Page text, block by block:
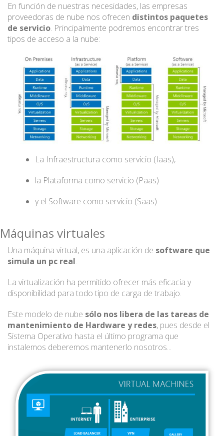
En función de nuestras necesidades, las empresas
proveedoras de nube nos ofrecen distintos paquetes
de servicio. Principalmente podremos encontrar tres
tipos de acceso a la nube:
La Infraestructura como servicio (Iaas),
la Plataforma como servicio (Paas)
y el Software como servicio (Saas)
Máquinas virtuales
Una máquina virtual, es una aplicación de software que
simula un pc real.
La virtualización ha permitido ofrecer más eficacia y
disponibilidad para todo tipo de carga de trabajo.
Este modelo de nube sólo nos libera de las tareas de
mantenimiento de Hardware y redes, pues desde el
Sistema Operativo hasta el último programa que
instalemos deberemos mantenerlo nosotros...